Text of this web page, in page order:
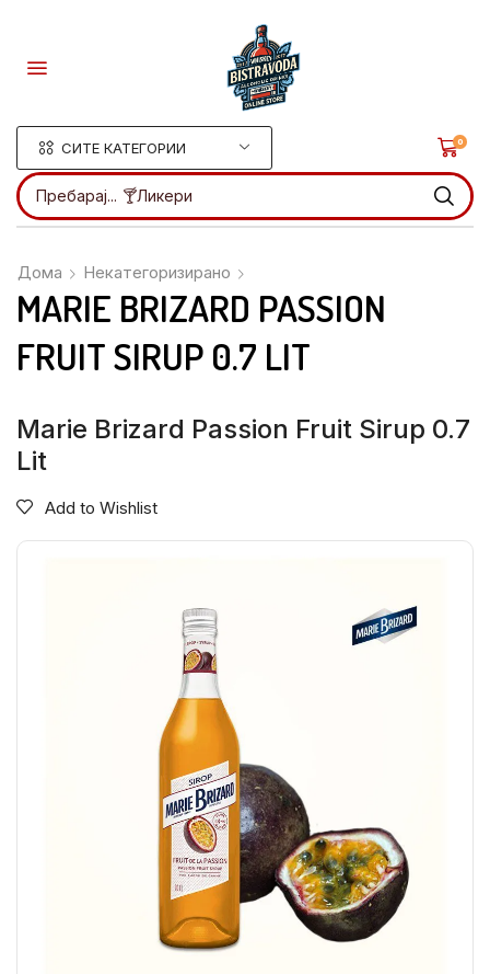
СИТЕ КАТЕГОРИИ
Пребарај... 🍸Ликери
0
Дома Некатегоризирано
MARIE BRIZARD PASSION
FRUIT SIRUP 0.7 LIT
Marie Brizard Passion Fruit Sirup 0.7
Lit
Add to Wishlist